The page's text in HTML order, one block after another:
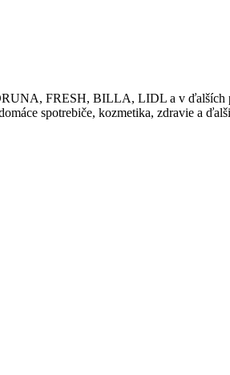
FRESH, BILLA, LIDL a v ďalších
spotrebiče, kozmetika, zdravie a